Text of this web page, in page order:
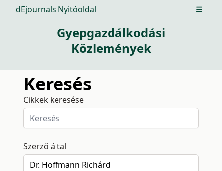
dEjournals Nyitóoldal Open
Gyepgazdálkodási
Közlemények
Keresés
Cikkek keresése
Szerző által